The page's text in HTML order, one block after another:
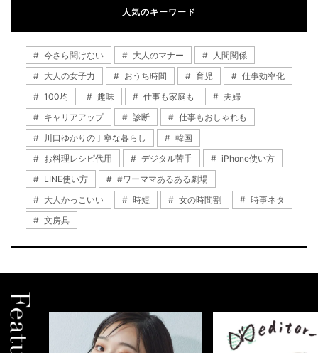
人気のキーワード
今さら聞けない 大人のマナー
人間関係
大人の女子力
おうち時間 育児
仕事効率化
100均
趣味 仕事も家庭も
夫婦
キャリアアップ
診断
仕事もおしゃれも
川口ゆかりの丁寧な暮らし
韓国
お料理レシピ代用
デジタル苦手
iPhone使い方
LINE使い方
#ワーママあるある劇場
大人かっこいい
時短 女の時間割
時事ネタ
文房具